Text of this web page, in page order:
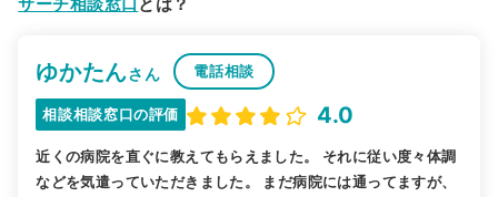
ゆかたんさん 電話相談
相談相談窓口の評価 4.0
近くの病院を直ぐに教えてもらえました。 それに従い度々体調
などを気遣っていただきました。 まだ病院には通ってますが、